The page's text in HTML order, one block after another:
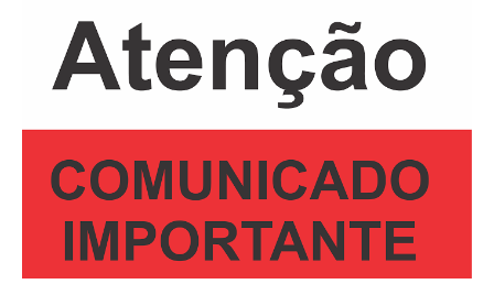
PRELIMINAR
PROCESSO
007/2026